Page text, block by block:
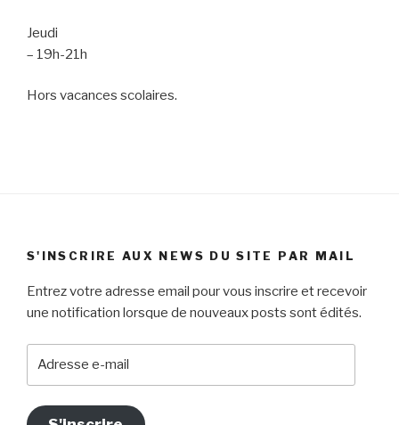
Jeudi
– 19h-21h
Hors vacances scolaires.
S'INSCRIRE AUX NEWS DU SITE PAR MAIL
Entrez votre adresse email pour vous inscrire et recevoir
une notification lorsque de nouveaux posts sont édités.